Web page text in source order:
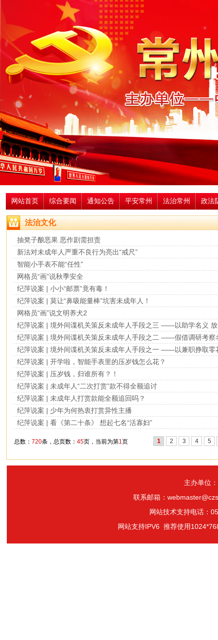
网站首页 综合要闻 通知公告 平安常州 法治常州 政法
法治文化
抽凳子酿恶果 恶作剧需担责
新法对未成年人严重不良行为亮出“戒尺”
智能小手表不能“任性”
网格员“画”说秋季安全
纪萍说案 | 小小“邮票”竟有毒！
纪萍说案 | 莫让“鼻吸能量棒”坑害未成年人！
网格员“画”说文明养犬2
纪萍说案 | 境外间谍机关策反未成年人手段之三 ——以助学名义
纪萍说案 | 境外间谍机关策反未成年人手段之二 ——假借调研考察
纪萍说案 | 境外间谍机关策反未成年人手段之一 ——以兼职挣取零
纪萍说案 | 开学啦，智能手表里的压岁钱怎么花？
纪萍说案 | 压岁钱，归谁所有？！
纪萍说案 | 未成年人“二次打赏”款不得全额追讨
纪萍说案 | 未成年人打赏款能全额追回吗？
纪萍说案 | 少年为何热衷打赏异性主播
纪萍说案 | 看《第二十条》 想起七名“活寡妇”
总数： 720条，总页数： 45页，当前为第1页 1 2 3 4 5
主办单位
联系邮箱：
网站技术支持电话：
网站支持IPV6 推荐使用